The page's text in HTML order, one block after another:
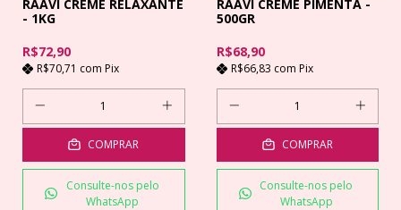
RAAVI CREME RELAXANTE
- 1KG
R$72,90
R$70,71 com Pix
COMPRAR
Consulte-nos pelo
WhatsApp
RAAVI CREME PIMENTA -
500GR
R$68,90
R$66,83 com Pix
COMPRAR
Consulte-nos pelo
WhatsApp